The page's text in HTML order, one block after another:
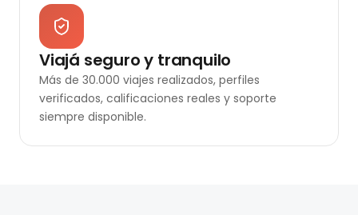
Viajá seguro y tranquilo
Más de 30.000 viajes realizados, perfiles
verificados, calificaciones reales y soporte
siempre disponible.